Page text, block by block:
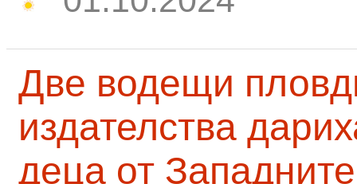
Две водещи
издателства
деца от